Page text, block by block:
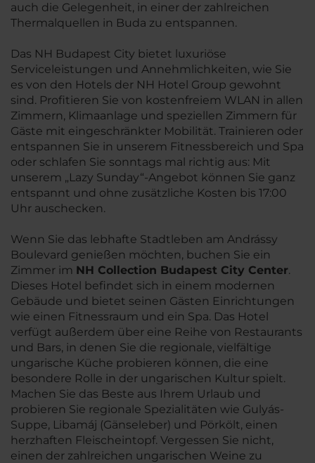
auch die Gelegenheit, in einer der zahlreichen
Thermalquellen in Buda zu entspannen.
Das NH Budapest City bietet luxuriöse
Serviceleistungen und Annehmlichkeiten, wie Sie
es von den Hotels der NH Hotel Group gewohnt
sind. Profitieren Sie von kostenfreiem WLAN in allen
Zimmern, Klimaanlage und speziellen Zimmern für
Gäste mit eingeschränkter Mobilität. Trainieren oder
entspannen Sie in unserem Fitnessbereich und Spa
oder schlafen Sie sonntags mal richtig aus: Mit
unserem „Lazy Sunday“-Angebot können Sie ganz
entspannt und ohne zusätzliche Kosten bis 17:00
Uhr auschecken.
Wenn Sie das lebhafte Stadtleben am Andrássy
Boulevard genießen möchten, buchen Sie ein
Zimmer im NH Collection Budapest City Center.
Dieses Hotel befindet sich in einem modernen
Gebäude und bietet seinen Gästen Einrichtungen
wie einen Fitnessraum und ein Spa. Das Hotel
verfügt außerdem über eine Reihe von Restaurants
und Bars, in denen Sie die regionale, vielfältige
ungarische Küche probieren können, die eine
besondere Rolle in der ungarischen Kultur spielt.
Machen Sie das Beste aus Ihrem Urlaub und
probieren Sie regionale Spezialitäten wie Gulyás-
Suppe, Libamáj (Gänseleber) und Pörkölt, einen
herzhaften Fleischeintopf. Vergessen Sie nicht,
einen der zahlreichen ungarischen Weine zu